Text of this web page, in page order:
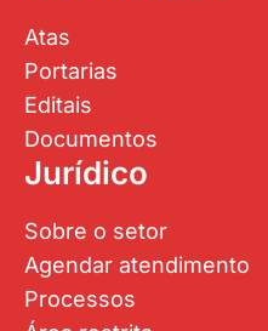
Atas
Portarias
Editais
Documentos
Jurídico
Sobre o setor
Agendar atendimento
Processos